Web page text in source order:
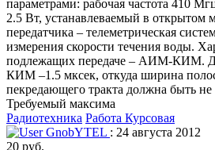
параметрами: рабочая частота 410
2.5 Вт, устанавлеваемый в открытом
передатчика – телеметрическая
измерения скорости течения воды.
подлежащих передаче – АИМ-КИМ.
КИМ –1.5 мксек, откуда ширина
пекредающего тракта должна быть
Требуемый максима
Радиотехника Работа Курсовая
GnobYTEL : 24 августа 2012
20 руб.